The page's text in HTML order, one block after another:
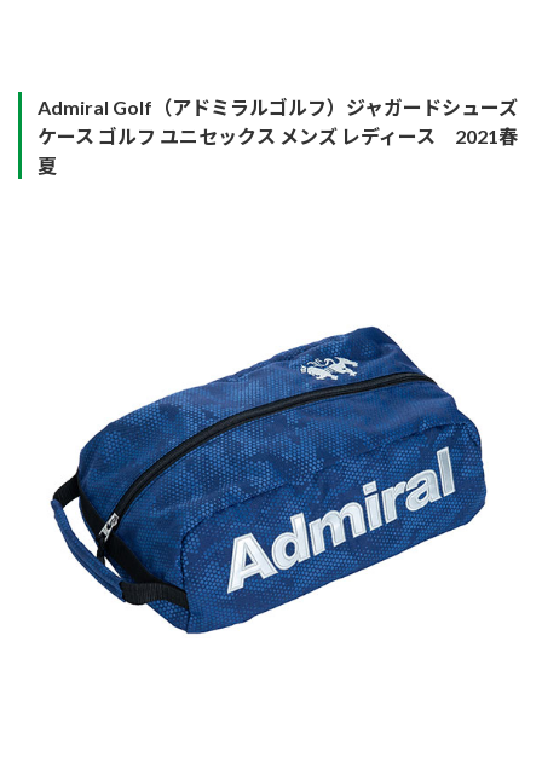
Admiral Golf（アドミラルゴルフ）ジャガードシューズ
ケース ゴルフ ユニセックス メンズ レディース 2021春
夏